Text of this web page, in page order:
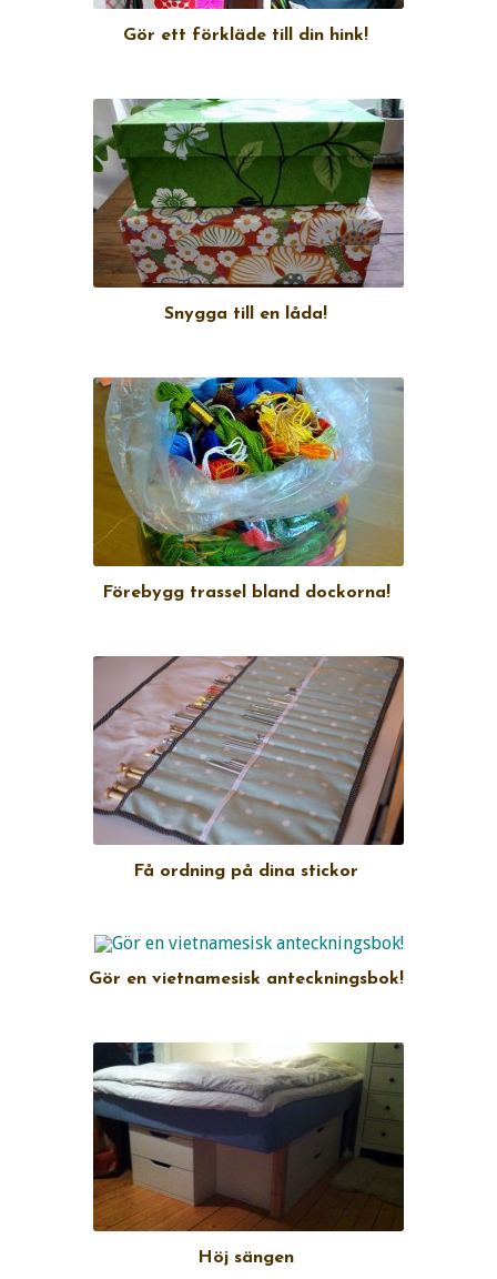
Gör ett förkläde till din hink!
Snygga till en låda!
Förebygg trassel bland dockorna!
Få ordning på dina stickor
Gör en vietnamesisk anteckningsbok!
Höj sängen